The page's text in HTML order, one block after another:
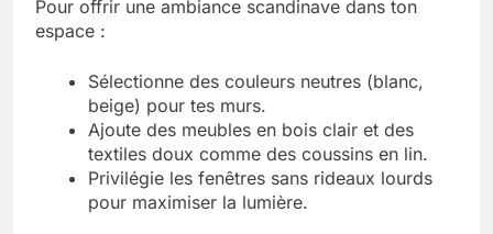
Pour offrir une ambiance scandinave dans ton
espace :
Sélectionne des couleurs neutres (blanc,
beige) pour tes murs.
Ajoute des meubles en bois clair et des
textiles doux comme des coussins en lin.
Privilégie les fenêtres sans rideaux lourds
pour maximiser la lumière.